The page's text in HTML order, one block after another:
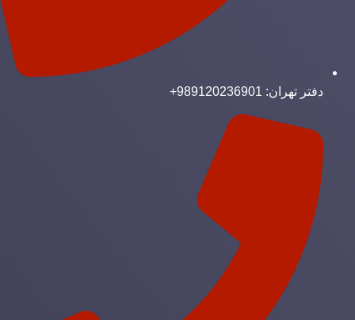
دفتر تهران: 989120236901+